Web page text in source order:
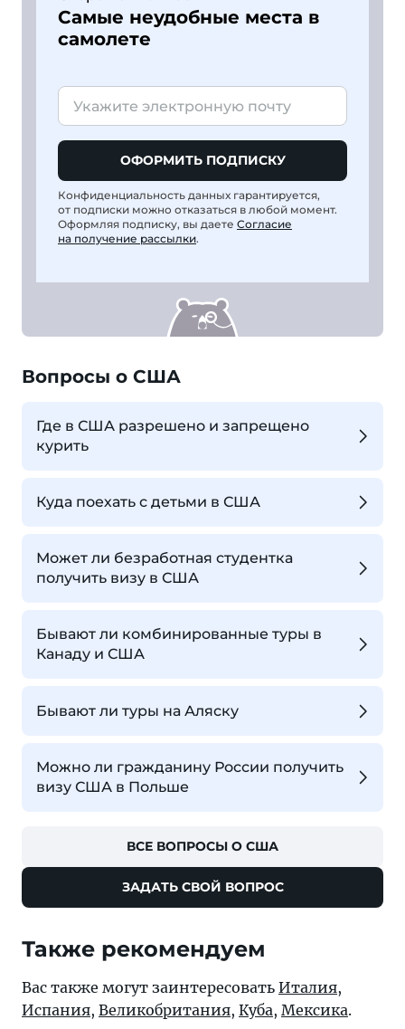
Самые неудобные места в
самолете
ОФОРМИТЬ ПОДПИСКУ
Конфиденциальность данных гарантируется,
от подписки можно отказаться в любой момент.
Оформляя подписку, вы даете Согласие
на получение рассылки.
Вопросы о США
Где в США разрешено и запрещено
курить
Куда поехать с детьми в США
Может ли безработная студентка
получить визу в США
Бывают ли комбинированные туры в
Канаду и США
Бывают ли туры на Аляску
Можно ли гражданину России получить
визу США в Польше
ВСЕ ВОПРОСЫ О США
ЗАДАТЬ СВОЙ ВОПРОС
Также рекомендуем
Вас также могут заинтересовать Италия,
Испания, Великобритания, Куба, Мексика.